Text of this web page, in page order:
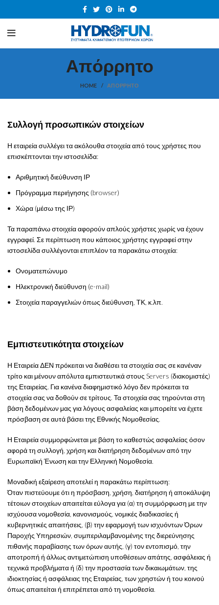
Απόρρητο
HOME ΑΠΌΡΡΗΤΟ
Συλλογή προσωπικών στοιχείων
Η εταιρεία συλλέγει τα ακόλουθα στοιχεία από τους χρήστες που
επισκέπτονται την ιστοσελίδα:
Αριθμητική διεύθυνση ΙΡ
Πρόγραμμα περιήγησης (browser)
Χώρα (μέσω της ΙΡ)
Τα παραπάνω στοιχεία αφορούν απλούς χρήστες χωρίς να έχουν
εγγραφεί. Σε περίπτωση που κάποιος χρήστης εγγραφεί στην
ιστοσελίδα συλλέγονται επιπλέον τα παρακάτω στοιχεία:
Ονοματεπώνυμο
Ηλεκτρονική διεύθυνση (e-mail)
Στοιχεία παραγγελιών όπως διεύθυνση, ΤΚ, κ.λπ.
Εμπιστευτικότητα στοιχείων
Η Εταιρεία ΔΕΝ πρόκειται να διαθέσει τα στοιχεία σας σε κανέναν
τρίτο και μένουν απόλυτα εμπιστευτικά στους Servers (διακομιστές)
της Εταιρείας. Για κανένα διαφημιστικό λόγο δεν πρόκειται τα
στοιχεία σας να δοθούν σε τρίτους. Τα στοιχεία σας τηρούνται στη
βάση δεδομένων μας για λόγους ασφαλείας και μπορείτε να έχετε
πρόσβαση σε αυτά βάσει της Εθνικής Νομοθεσίας.
Η Εταιρεία συμμορφώνεται με βάση το καθεστώς ασφαλείας όσον
αφορά τη συλλογή, χρήση και διατήρηση δεδομένων από την
Ευρωπαϊκή Ένωση και την Ελληνική Νομοθεσία.
Μοναδική εξαίρεση αποτελεί η παρακάτω περίπτωση:
Όταν πιστεύουμε ότι η πρόσβαση, χρήση, διατήρηση ή αποκάλυψη
τέτοιων στοιχείων απαιτείται εύλογα για (α) τη συμμόρφωση με την
ισχύουσα νομοθεσία, κανονισμούς, νομικές διαδικασίες ή
κυβερνητικές απαιτήσεις, (β) την εφαρμογή των ισχυόντων Όρων
Παροχής Υπηρεσιών, συμπεριλαμβανομένης της διερεύνησης
πιθανής παραβίασης των όρων αυτής, (γ) τον εντοπισμό, την
αποτροπή ή άλλως αντιμετώπιση υποθέσεων απάτης, ασφάλειας ή
τεχνικά προβλήματα ή (δ) την προστασία των δικαιωμάτων, της
ιδιοκτησίας ή ασφάλειας της Εταιρείας, των χρηστών ή του κοινού
όπως απαιτείται ή επιτρέπεται από τη νομοθεσία.